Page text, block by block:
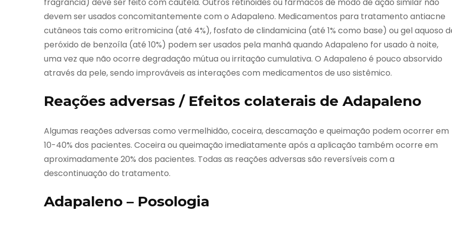
devem ser usados concomitantemente com o Adapaleno. Medicamentos para tratamento antiacne
cutâneos tais como eritromicina (até 4%), fosfato de clindamicina (até 1% como base) ou gel aquoso
peróxido de benzoíla (até 10%) podem ser usados pela manhã quando Adapaleno for usado à noite,
uma vez que não ocorre degradação mútua ou irritação cumulativa. O Adapaleno é pouco absorvido
através da pele, sendo improváveis as interações com medicamentos de uso sistêmico.
Reações adversas / Efeitos colaterais de Adapaleno
Algumas reações adversas como vermelhidão, coceira, descamação e queimação podem ocorrer em
10-40% dos pacientes. Coceira ou queimação imediatamente após a aplicação também ocorre em
aproximadamente 20% dos pacientes. Todas as reações adversas são reversíveis com a
descontinuação do tratamento.
Adapaleno – Posologia